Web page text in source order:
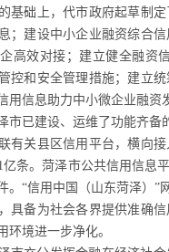
基础上，代市政府起草制
；建设中小企业融资综合
高效对接；建立健全融资
控和安全管理措施；建立
用信息助力中小微企业融资
市已建设、运维了功能齐备
有关县区信用平台，横向
条。菏泽市公共信用信息
。“信用中国（山东菏泽）
具备为社会各界提供准确
环境进一步净化。